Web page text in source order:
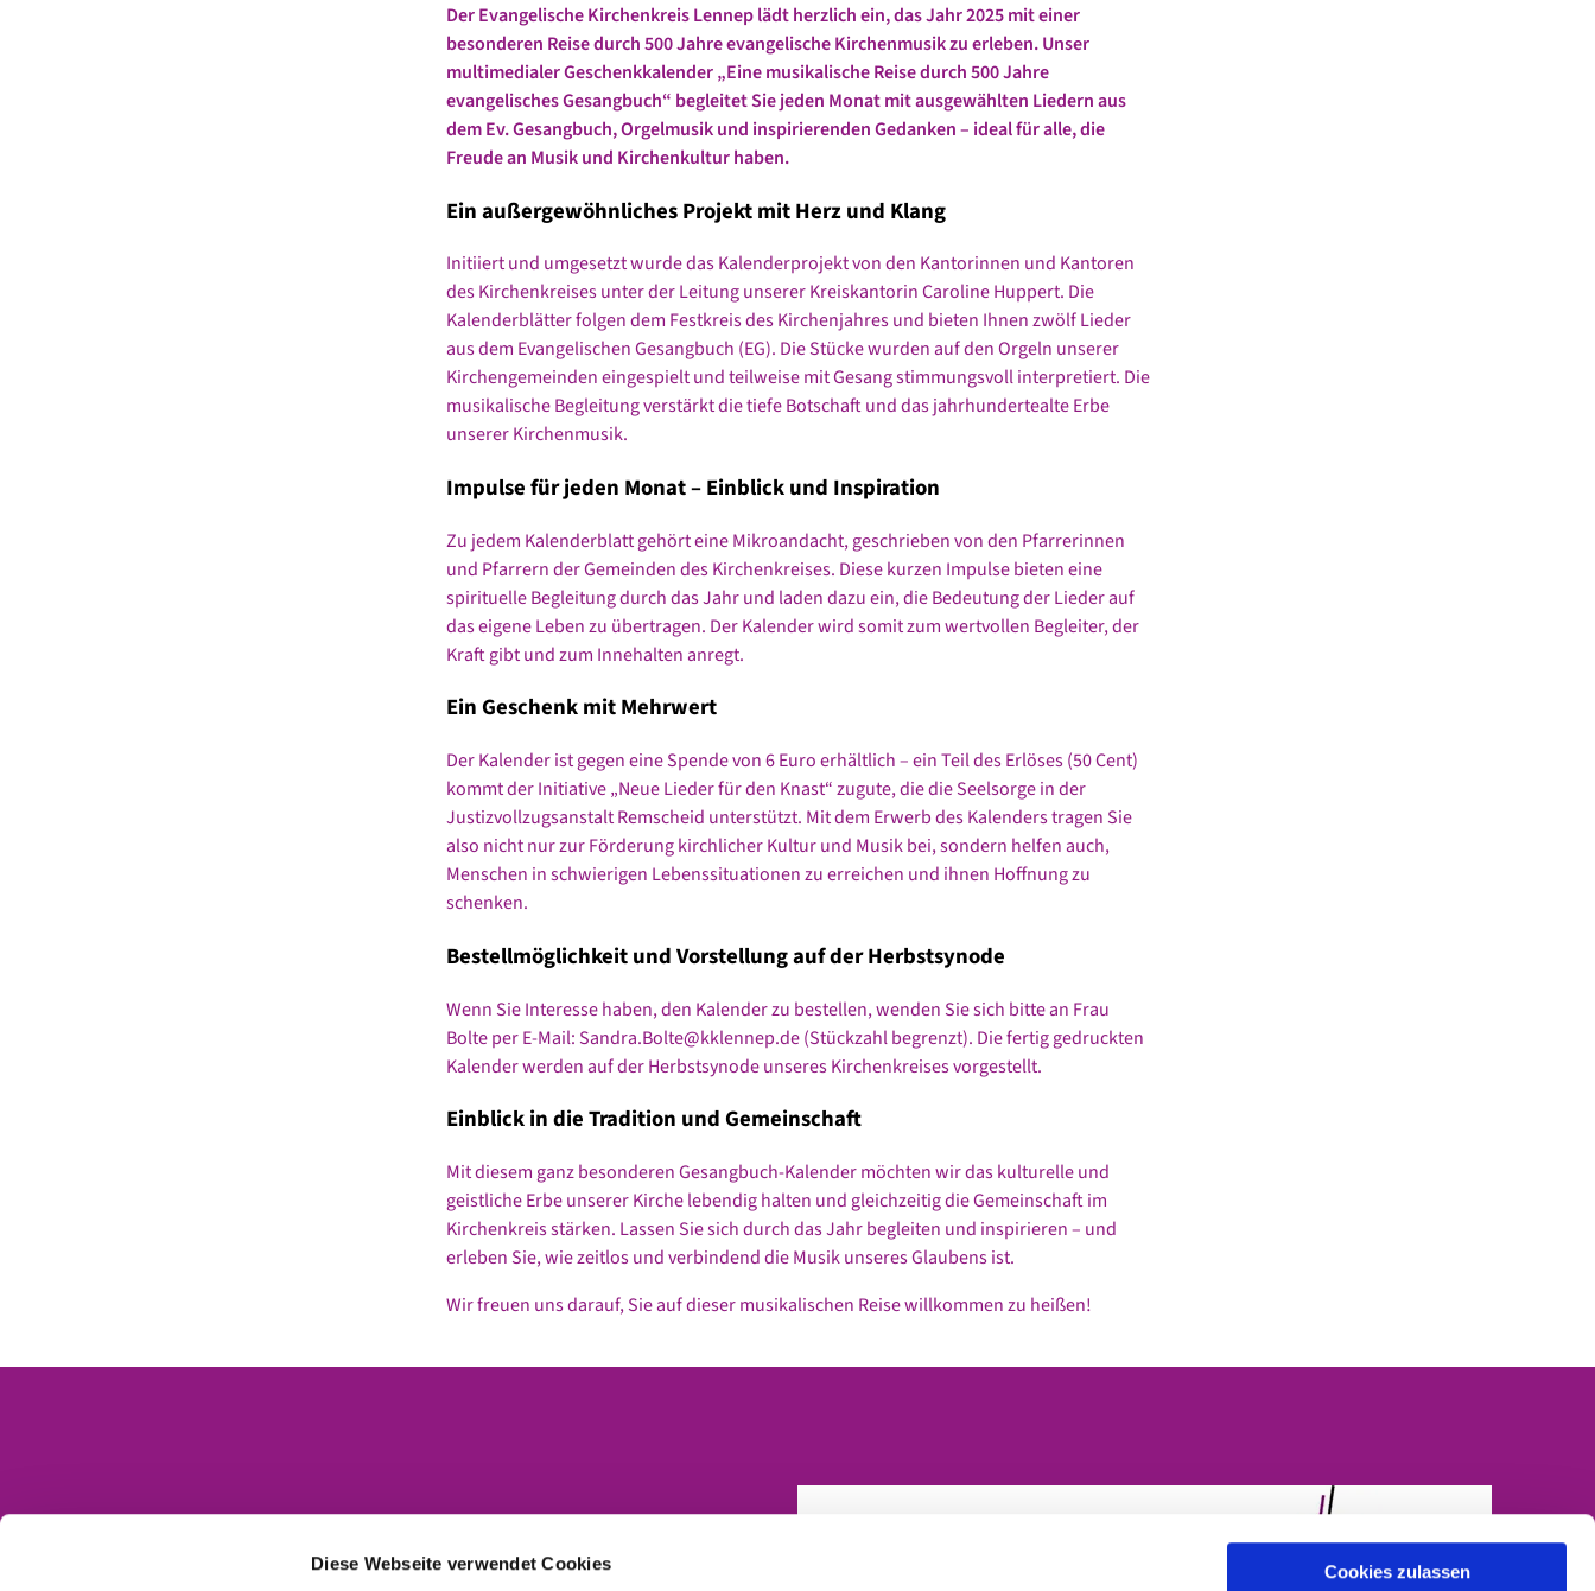
Diese Webseite verwendet Cookies
Cookies zulassen
Der Evangelische Kirchenkreis Lennep lädt herzlich ein, das Jahr 2025 mit einer
besonderen Reise durch 500 Jahre evangelische Kirchenmusik zu erleben. Unser
multimedialer Geschenkkalender „Eine musikalische Reise durch 500 Jahre
evangelisches Gesangbuch“ begleitet Sie jeden Monat mit ausgewählten Liedern aus
dem Ev. Gesangbuch, Orgelmusik und inspirierenden Gedanken – ideal für alle, die
Freude an Musik und Kirchenkultur haben.
Ein außergewöhnliches Projekt mit Herz und Klang
Initiiert und umgesetzt wurde das Kalenderprojekt von den Kantorinnen und Kantoren
des Kirchenkreises unter der Leitung unserer Kreiskantorin Caroline Huppert. Die
Kalenderblätter folgen dem Festkreis des Kirchenjahres und bieten Ihnen zwölf Lieder
aus dem Evangelischen Gesangbuch (EG). Die Stücke wurden auf den Orgeln unserer
Kirchengemeinden eingespielt und teilweise mit Gesang stimmungsvoll interpretiert. Die
musikalische Begleitung verstärkt die tiefe Botschaft und das jahrhundertealte Erbe
unserer Kirchenmusik.
Impulse für jeden Monat – Einblick und Inspiration
Zu jedem Kalenderblatt gehört eine Mikroandacht, geschrieben von den Pfarrerinnen
und Pfarrern der Gemeinden des Kirchenkreises. Diese kurzen Impulse bieten eine
spirituelle Begleitung durch das Jahr und laden dazu ein, die Bedeutung der Lieder auf
das eigene Leben zu übertragen. Der Kalender wird somit zum wertvollen Begleiter, der
Kraft gibt und zum Innehalten anregt.
Ein Geschenk mit Mehrwert
Der Kalender ist gegen eine Spende von 6 Euro erhältlich – ein Teil des Erlöses (50 Cent)
kommt der Initiative „Neue Lieder für den Knast“ zugute, die die Seelsorge in der
Justizvollzugsanstalt Remscheid unterstützt. Mit dem Erwerb des Kalenders tragen Sie
also nicht nur zur Förderung kirchlicher Kultur und Musik bei, sondern helfen auch,
Menschen in schwierigen Lebenssituationen zu erreichen und ihnen Hoffnung zu
schenken.
Bestellmöglichkeit und Vorstellung auf der Herbstsynode
Wenn Sie Interesse haben, den Kalender zu bestellen, wenden Sie sich bitte an Frau
Bolte per E-Mail: Sandra.Bolte@kklennep.de (Stückzahl begrenzt). Die fertig gedruckten
Kalender werden auf der Herbstsynode unseres Kirchenkreises vorgestellt.
Einblick in die Tradition und Gemeinschaft
Mit diesem ganz besonderen Gesangbuch-Kalender möchten wir das kulturelle und
geistliche Erbe unserer Kirche lebendig halten und gleichzeitig die Gemeinschaft im
Kirchenkreis stärken. Lassen Sie sich durch das Jahr begleiten und inspirieren – und
erleben Sie, wie zeitlos und verbindend die Musik unseres Glaubens ist.
Wir freuen uns darauf, Sie auf dieser musikalischen Reise willkommen zu heißen!
Kontakt